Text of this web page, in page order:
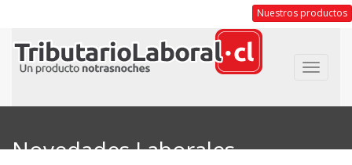
Nuestros productos
Toggle
Novedades Laborales